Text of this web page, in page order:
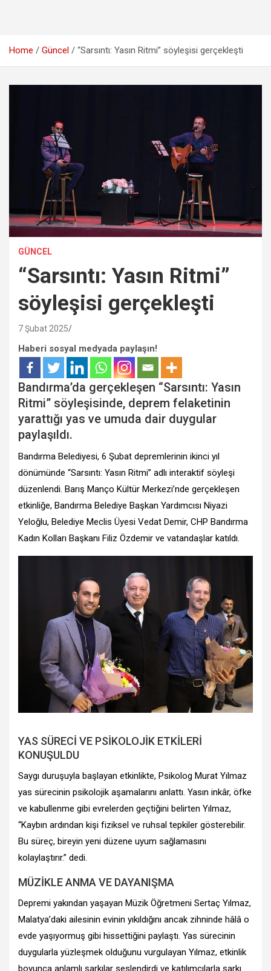
Home Güncel “Sarsıntı: Yasın Ritmi” söyleşisi gerçekleşti
GÜNCEL
“Sarsıntı: Yasın Ritmi”
söyleşisi gerçekleşti
7 Şubat 2025
Haberi sosyal medyada paylaşın!
Bandırma’da gerçekleşen “Sarsıntı: Yasın
Ritmi” söyleşisinde, deprem felaketinin
yarattığı yas ve umuda dair duygular
paylaşıldı.
Bandırma Belediyesi, 6 Şubat depremlerinin ikinci yıl
dönümünde “Sarsıntı: Yasın Ritmi” adlı interaktif söyleşi
düzenlendi. Barış Manço Kültür Merkezi’nde gerçekleşen
etkinliğe, Bandırma Belediye Başkan Yardımcısı Niyazi
Yeloğlu, Belediye Meclis Üyesi Vedat Demir, CHP Bandırma
Kadın Kolları Başkanı Filiz Özdemir ve vatandaşlar katıldı.
YAS SÜRECİ VE PSİKOLOJİK ETKİLERİ
KONUŞULDU
Saygı duruşuyla başlayan etkinlikte, Psikolog Murat Yılmaz
yas sürecinin psikolojik aşamalarını anlattı. Yasın inkâr, öfke
ve kabullenme gibi evrelerden geçtiğini belirten Yılmaz,
“Kaybın ardından kişi fiziksel ve ruhsal tepkiler gösterebilir.
Bu süreç, bireyin yeni düzene uyum sağlamasını
kolaylaştırır.” dedi.
MÜZİKLE ANMA VE DAYANIŞMA
Depremi yakından yaşayan Müzik Öğretmeni Sertaç Yılmaz,
Malatya’daki ailesinin evinin yıkıldığını ancak zihninde hâlâ o
evde yaşıyormuş gibi hissettiğini paylaştı. Yas sürecinin
duygularla yüzleşmek olduğunu vurgulayan Yılmaz, etkinlik
boyunca anlamlı şarkılar seslendirdi ve katılımcılarla şarkı